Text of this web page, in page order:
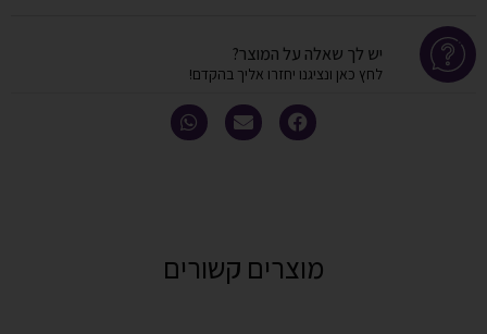
יש לך שאלה על המוצר?
לחץ כאן ונציגנו יחזרו אליך בהקדם!
מוצרים קשורים